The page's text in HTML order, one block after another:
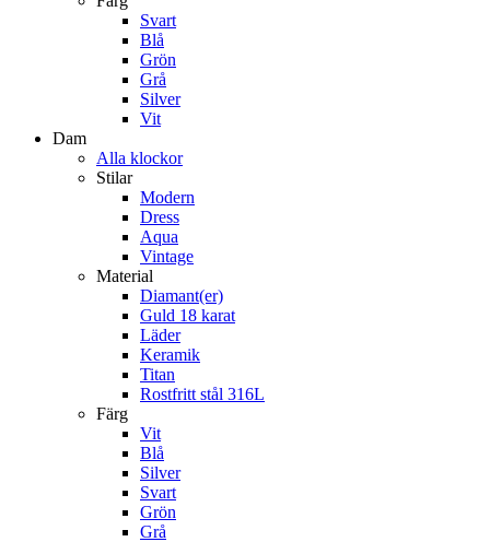
Svart
Blå
Grön
Grå
Silver
Vit
Dam
Alla klockor
Stilar
Modern
Dress
Aqua
Vintage
Material
Diamant(er)
Guld 18 karat
Läder
Keramik
Titan
Rostfritt stål 316L
Färg
Vit
Blå
Silver
Svart
Grön
Grå